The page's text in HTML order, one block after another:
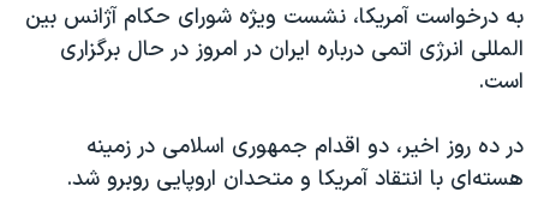
سفر پرزیدنت ترامپ به چین
به درخواست آمریکا، نشست ویژه شورای حکام آژانس بین
المللی انرژی اتمی درباره ایران در امروز در حال برگزاری
است.
در ده روز اخیر، دو اقدام جمهوری اسلامی در زمینه
هسته‌ای با انتقاد آمریکا و متحدان اروپایی روبرو شد.